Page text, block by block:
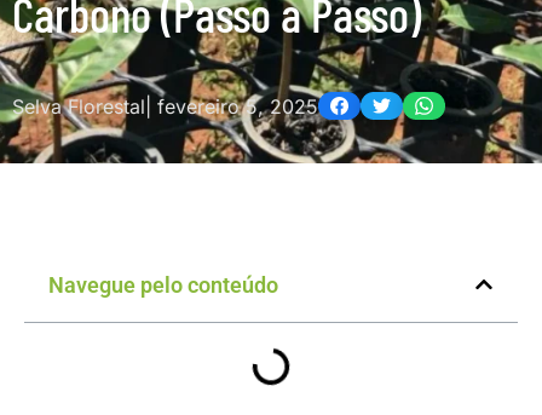
Carbono (Passo a Passo)
Selva Florestal fevereiro 5, 2025
Navegue pelo conteúdo